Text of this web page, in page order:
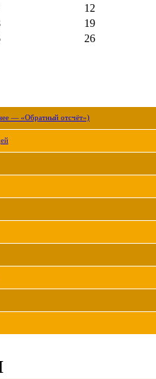
12
19
26
— «Обратный отсчёт»)